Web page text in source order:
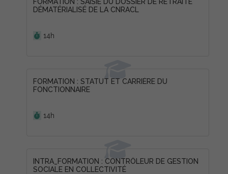
DÉMATÉRIALISÉ DE LA CNRACL
14h
FORMATION : STATUT ET CARRIÈRE DU
FONCTIONNAIRE
14h
INTRA_FORMATION : CONTRÔLEUR DE GESTION
SOCIALE EN COLLECTIVITÉ